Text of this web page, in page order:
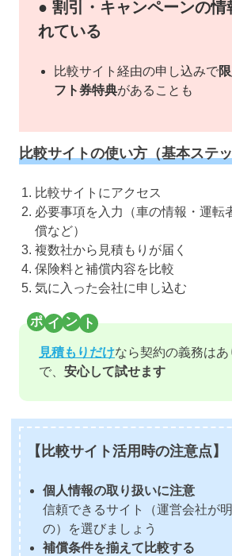
● 割引・キャンペーンの情
れている
比較サイト経由の申し込みで
フト券特典があることも
比較サイトの使い方（基本ステッ
比較サイトにアクセス
必要事項を入力（車の情報・運転
償など）
複数社から見積もりが届く
保険料と補償内容を比較
気に入った会社に申し込む
見積もりだけなら契約の義務は
で、 安心して試せます
【比較サイト活用時の注意点】
個人情報の取り扱いに注意
信頼できるサイト（運営会社が
の）を選びましょう
補償条件を揃えて比較する